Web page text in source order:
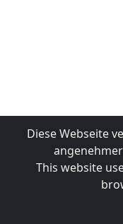
Diese Webseite
This website